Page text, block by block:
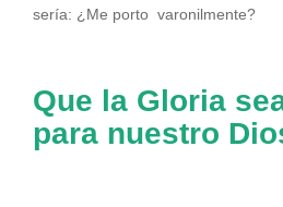
sería: ¿Me porto varonilmente?
Que la Gloria
para nuestro